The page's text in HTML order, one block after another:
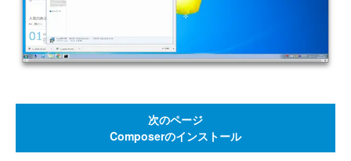
次のページ
Composerのインストール